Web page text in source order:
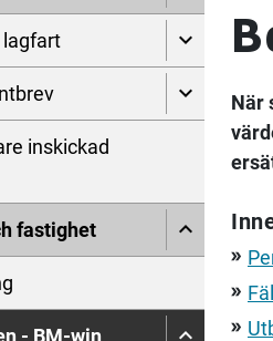
lagfart
inskickad
fastighet
- BM-win
När
double_arrow
double_arrow
double_arrow